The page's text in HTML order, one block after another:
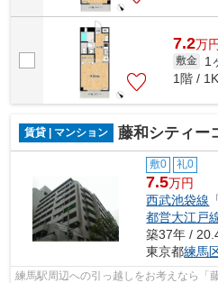
7.2万円
敷金 1
1階 /
賃貸 | マンション 藤和シティー
敷0 礼0
7.5万円
西武池袋線
都営大江戸
築37年 /
東京都練馬
練馬駅周辺への引っ越しをお考えなら「